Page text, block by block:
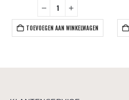
TOEVOEGEN AAN WINKELWAGEN